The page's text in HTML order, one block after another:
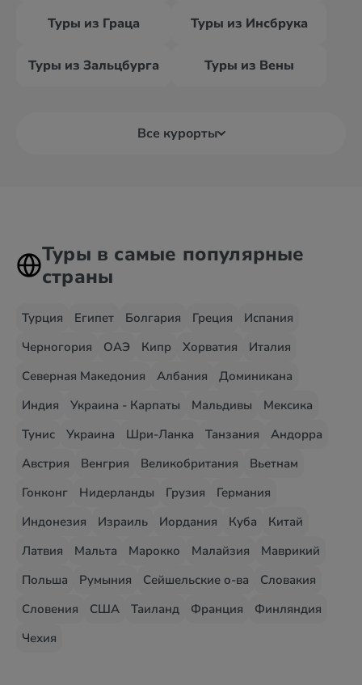
Туры из Граца Туры из Инсбрука
Туры из Зальцбурга Туры из Вены
Все курорты
Туры в самые популярные
страны
Турция Египет Болгария Греция
Испания
Черногория
ОАЭ Кипр Хорватия
Италия
Северная Македония
Албания
Доминикана
Индия
Украина - Карпаты Мальдивы
Мексика
Тунис
Украина Шри-Ланка Танзания
Андорра
Австрия
Венгрия Великобритания
Вьетнам
Гонконг
Нидерланды Грузия
Германия
Индонезия
Израиль Иордания Куба
Китай
Латвия
Мальта Марокко Малайзия
Маврикий
Польша
Румыния Сейшельские о-ва
Словакия
Словения
США Таиланд Франция
Финляндия
Чехия